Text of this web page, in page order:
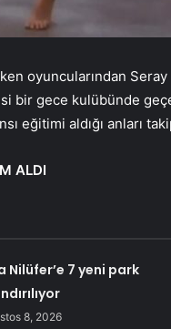
oyuncularından
bir gece kulübünde
eğitimi aldığı anları
ALDI
Nilüfer’e 7 yeni park
8, 2026